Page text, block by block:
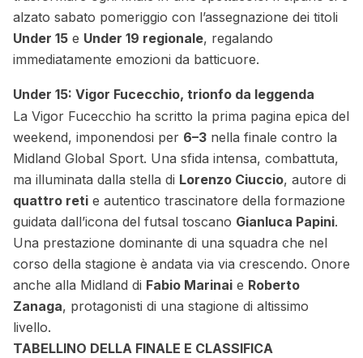
alzato sabato pomeriggio con l’assegnazione dei titoli
Under 15 e Under 19 regionale, regalando
immediatamente emozioni da batticuore.
Under 15: Vigor Fucecchio, trionfo da leggenda
La Vigor Fucecchio ha scritto la prima pagina epica del
weekend, imponendosi per 6–3 nella finale contro la
Midland Global Sport. Una sfida intensa, combattuta,
ma illuminata dalla stella di Lorenzo Ciuccio, autore di
quattro reti e autentico trascinatore della formazione
guidata dall’icona del futsal toscano Gianluca Papini.
Una prestazione dominante di una squadra che nel
corso della stagione è andata via via crescendo. Onore
anche alla Midland di Fabio Marinai e Roberto
Zanaga, protagonisti di una stagione di altissimo
livello.
TABELLINO DELLA FINALE E CLASSIFICA